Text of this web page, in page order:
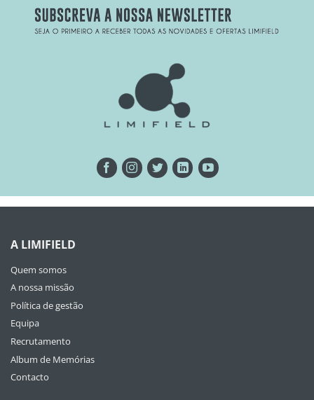
A LIMIFIELD
Quem somos
A nossa missão
Política de gestão
Equipa
Recrutamento
Album de Memórias
Contacto